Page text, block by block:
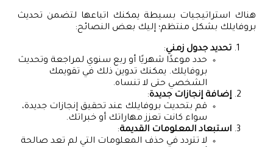
هناك استراتيجيات بسيطة يمكنك اتباعها لتضمن تحديث
بروفايلك بشكل منتظم؛ إليك بعض النصائح:
تحديد جدول زمني:
حدد موعدًا شهريًا أو ربع سنوي لمراجعة وتحديث
بروفايلك. يمكنك تدوين ذلك في تقويمك
الشخصي حتى لا تنساه.
إضافة إنجازات جديدة:
قم بتحديث بروفايلك عند تحقيق إنجازات جديدة،
سواء كانت تعزز مهاراتك أو خبراتك.
استبعاد المعلومات القديمة:
لا تتردد في حذف المعلومات التي لم تعد صالحة